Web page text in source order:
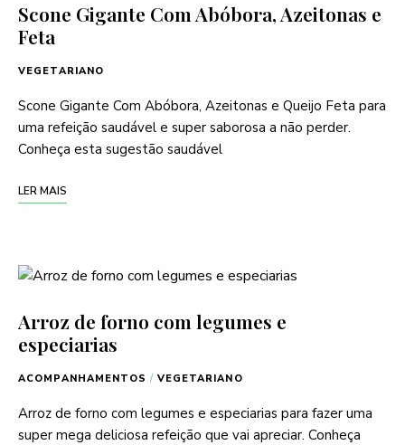
Scone Gigante Com Abóbora, Azeitonas e
Feta
VEGETARIANO
Scone Gigante Com Abóbora, Azeitonas e Queijo Feta para
uma refeição saudável e super saborosa a não perder.
Conheça esta sugestão saudável
LER MAIS
Arroz de forno com legumes e
especiarias
ACOMPANHAMENTOS / VEGETARIANO
Arroz de forno com legumes e especiarias para fazer uma
super mega deliciosa refeição que vai apreciar. Conheça